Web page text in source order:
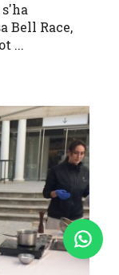
s'ha
Bell Race,
...